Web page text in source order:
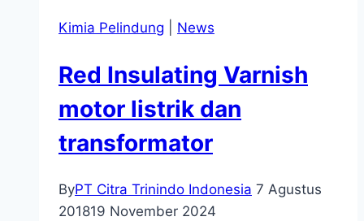
Kimia Pelindung News
Red Insulating Varnish
motor listrik dan
transformator
ByPT Citra Trinindo Indonesia 7 Agustus
201819 November 2024